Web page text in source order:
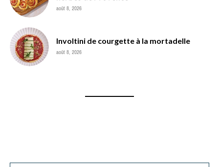
août 8, 2026
Involtini de courgette à la mortadelle
août 8, 2026